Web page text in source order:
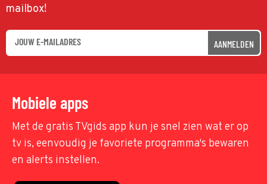
mailbox!
AANMELDEN
Mobiele apps
Met de gratis TVgids app kun je snel zien wat er op
tv is, eenvoudig je favoriete programma's bewaren
en alerts instellen.